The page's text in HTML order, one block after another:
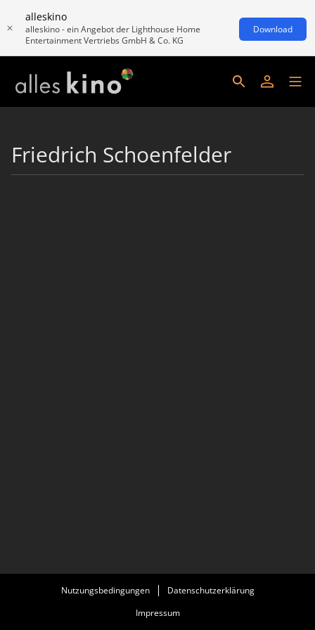
alleskino
alleskino - ein Angebot der Lighthouse Home
Entertainment Vertriebs GmbH & Co. KG
Download
Friedrich Schoenfelder
Nutzungsbedingungen
Datenschutzerklärung
Impressum